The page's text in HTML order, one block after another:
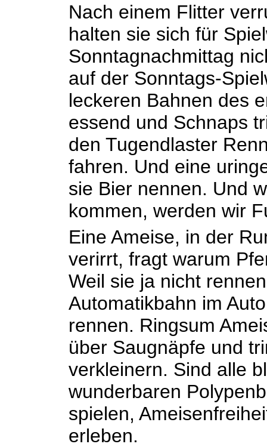
Nach einem Flitter
halten sie sich für
Sonntagnachmittag
auf der Sonntags-
leckeren Bahnen des
essend und Schnaps
den Tugendlaster
fahren. Und eine
sie Bier nennen. Und
kommen, werden wir
Eine Ameise, in der
verirrt, fragt warum
Weil sie ja nicht
Automatikbahn im
rennen. Ringsum
über Saugnäpfe und
verkleinern. Sind alle
wunderbaren
spielen,
erleben.